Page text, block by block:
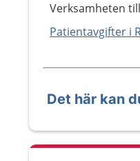
Verksamheten
Patientavgifter i
Det här kan